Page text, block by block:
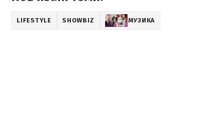
LIFESTYLE SHOWBIZ МУЗИКА